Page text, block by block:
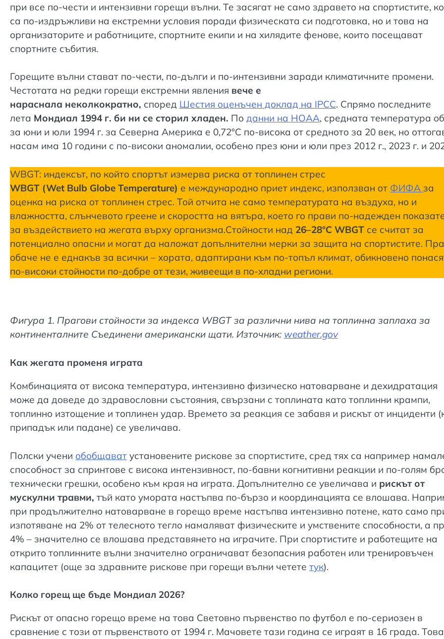
при все по-чести и интензивни горещи вълни. Те засягат не само здравето на спортистите,
са по-издръжливи на екстремни условия поради физическата си подготовка, но и това на
организаторите и работниците, спортните екипи и на хилядите фенове, които посещават
спортните събития.
Горещите вълни стават по-чести, по-дълги и по-интензивни заради климатичните промени.
Честотата на редки горещи екстремни явления вече е
нараснала неколкократно, според Шестия оценъчен доклад на IPCC. Спрямо последните
лета Мондиал 1994 г. би ни се сторил хладен. По данни на НОАА, средната температура
за юни и юли 1994 г. за Северна Америка е 0,72°C по-висока от средното за 20 век, но
насам има 10 години с по-високи аномалии, особено през юни и юли през 2012 г., 2023 г. и
WBGT: индексът, по който спортът измерва риска от топлинен стрес
WBGT (Wet Bulb Globe Temperature) е международно приет индекс, използван от ФИФА за
оценка на риска от топлинен стрес. Той отчита не само температурата на въздуха, но и
влажността, слънчевото греене и скоростта на вятъра, което го прави по-надежден
за въздействието на жегата върху организма.Стойности над 26–28°C WBGT се считат за
потенциално опасни и могат да наложат допълнителни мерки за защита на спортистите.
обаче не е еднакъв за всички – хората, адаптирани към по-топъл климат, обикновено
по-високи стойности по-добре от тези, живеещи в по-хладни региони.
Фигура 1. Прагови стойности за индекса WBGT за различни нива на топлинна заплаха за
континенталните Съединени американски щати. Източник: weather.gov
Как жегата променя играта
Комбинацията от висока температура, интензивно физическо натоварване и дехидратация
може да доведе до здравословни състояния, свързани с топлината като топлинни крампи,
топлинно изтощение и топлинен удар. Времето за реакция се забавя и рискът от инциденти
припадък или падане) се увеличава.
Полски учени обобщават установените рискове за спортистите, сред тях са например
способност за спринтове с висока интензивност, по-бавни когнитивни реакции и по-голям
технически грешки, особено към края на играта. Допълнително се увеличава и рискът от
мускулни травми, тъй като умората настъпва по-бързо и координацията се влошава.
при продължително натоварване в горещо време настъпва интензивно потене, като само
изпотяване на 2% от телесното тегло намаляват физическите и умствените способности, а
4% – значително се влошава представянето на играчите. При спортистите и работещите на
открито топлинните вълни значително ограничават безопасния работен или тренировъчен
капацитет (още за здравните рискове при горещи вълни четете тук).
Колко горещ ще бъде Мондиал 2026?
Рискът от опасно горещо време на това Световно първенство по футбол е по-сериозен в
сравнение с този от първенството от 1994 г. Мачовете тази година се играят в 16 града.